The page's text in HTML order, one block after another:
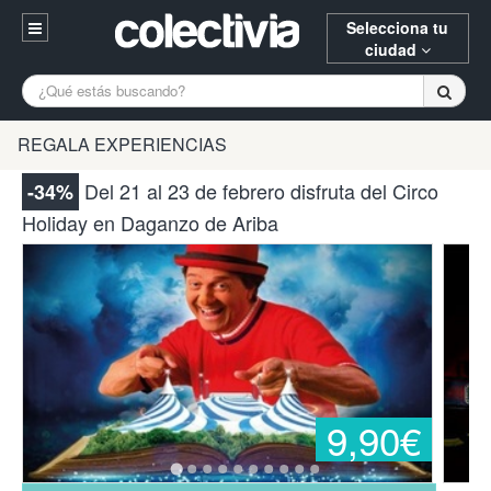
Selecciona tu
ciudad
Entrar
94 652 38 15 (L-V 10:30-15:00)
¿Necesitas ayuda? Escríbenos
A Coruña Alicante
Bilbao Burgos Donostia
Gijón Huesca
Madrid Oviedo Palencia
Pamplona Santander Tarragona
Valencia Vitoria Zaragoza
REGALA EXPERIENCIAS
-34% Del 21 al 23 de febrero disfruta del Circo
Holiday en Daganzo de Ariba
9,90€